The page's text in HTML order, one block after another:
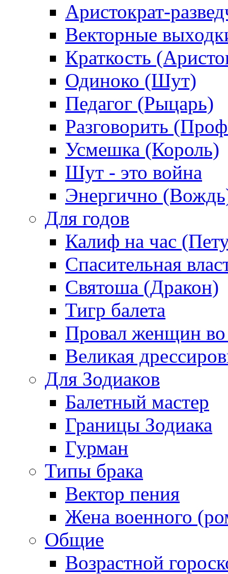
Аристократ-
Векторные
Краткость
Одиноко (Шут)
Педагог (Рыцарь)
Разговорить
Усмешка (Король)
Шут - это война
Энергично
Для годов
Калиф на час
Спасительная
Святоша (Дракон)
Тигр балета
Провал женщин во
Великая
Для Зодиаков
Балетный мастер
Границы Зодиака
Гурман
Типы брака
Вектор пения
Жена военного
Общие
Возрастной